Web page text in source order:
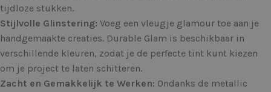
tijdloze stukken.
Stijlvolle Glinstering: Voeg een vleugje glamour toe aan je
handgemaakte creaties. Durable Glam is beschikbaar in
verschillende kleuren, zodat je de perfecte tint kunt kiezen
om je project te laten schitteren.
Zacht en Gemakkelijk te Werken: Ondanks de metallic